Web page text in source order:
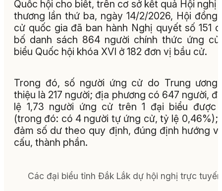
Quốc hội cho biết, trên cơ sở kết quả Hội nghị
thương lần thứ ba, ngày 14/2/2026, Hội đồng
cử quốc gia đã ban hành Nghị quyết số 151
bố danh sách 864 người chính thức ứng
biểu Quốc hội khóa XVI ở 182 đơn vị bầu cử.
Trong đó, số người ứng cử do Trung ương
thiệu là 217 người; địa phương có 647 người,
lệ 1,73 người ứng cử trên 1 đại biểu được
(trong đó: có 4 người tự ứng cử, tỷ lệ 0,46%);
đảm số dư theo quy định, đúng định hướng
cấu, thành phần.
Các đại biểu tỉnh Đắk Lắk dự hội nghị trực